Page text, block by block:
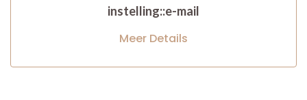
instelling::e-mail
Meer Details